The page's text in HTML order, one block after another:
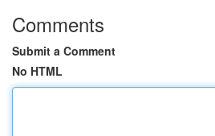
Comments
Submit a Comment
No HTML